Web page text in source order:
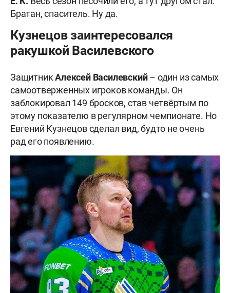
Братан, спаситель. Ну да.
Кузнецов заинтересовался
ракушкой Василевского
ЗащитникАлексей Василевский– один из самых
самоотверженных игроков команды. Он
заблокировал 149 бросков, став четвёртым по
этому показателю в регулярном чемпионате. Но
Евгений Кузнецов сделал вид, будто не очень
рад его появлению.